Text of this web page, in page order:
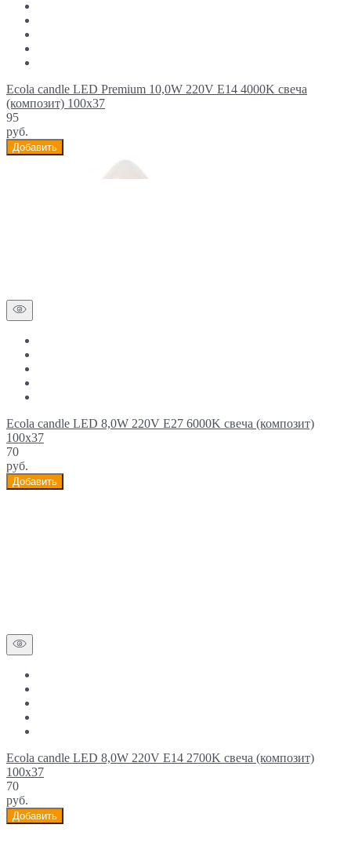
Ecola candle LED Premium 10,0W 220V E14 4000K свеча
(композит) 100x37
95
руб.
Добавить
Ecola candle LED 8,0W 220V E27 6000K свеча (композит)
100x37
70
руб.
Добавить
Ecola candle LED 8,0W 220V E14 2700K свеча (композит)
100x37
70
руб.
Добавить